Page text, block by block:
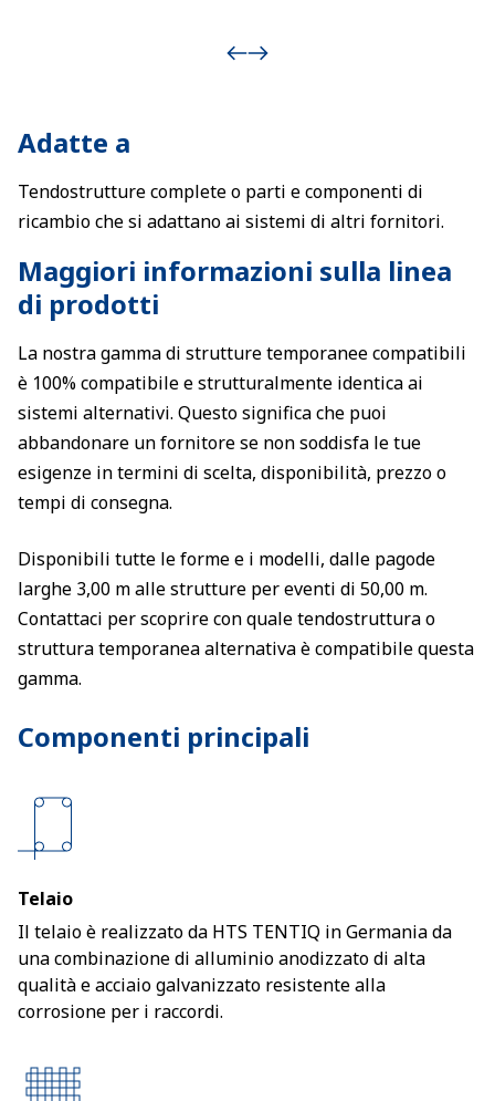
Adatte a
Tendostrutture complete o parti e componenti di
ricambio che si adattano ai sistemi di altri fornitori.
Maggiori informazioni sulla linea
di prodotti
La nostra gamma di strutture temporanee compatibili
è 100% compatibile e strutturalmente identica ai
sistemi alternativi. Questo significa che puoi
abbandonare un fornitore se non soddisfa le tue
esigenze in termini di scelta, disponibilità, prezzo o
tempi di consegna.
Disponibili tutte le forme e i modelli, dalle pagode
larghe 3,00 m alle strutture per eventi di 50,00 m.
Contattaci per scoprire con quale tendostruttura o
struttura temporanea alternativa è compatibile questa
gamma.
Componenti principali
Telaio
Il telaio è realizzato da HTS TENTIQ in Germania da
una combinazione di alluminio anodizzato di alta
qualità e acciaio galvanizzato resistente alla
corrosione per i raccordi.